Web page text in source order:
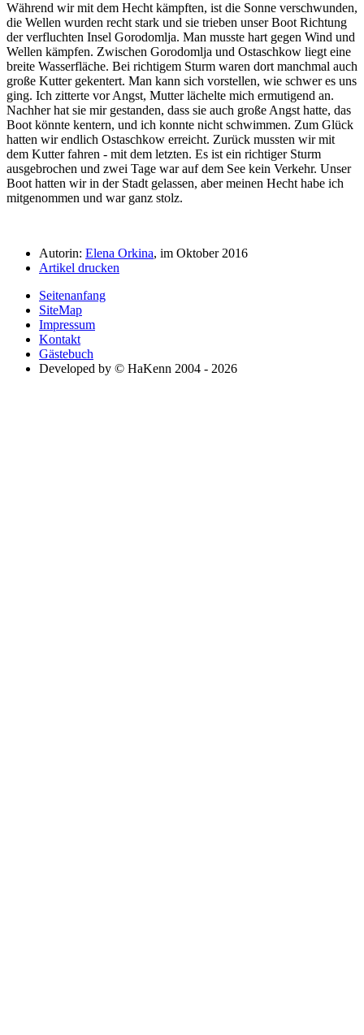
Während wir mit dem Hecht kämpften, ist die Sonne verschwunden,
die Wellen wurden recht stark und sie trieben unser Boot Richtung
der verfluchten Insel Gorodomlja. Man musste hart gegen Wind und
Wellen kämpfen. Zwischen Gorodomlja und Ostaschkow liegt eine
breite Wasserfläche. Bei richtigem Sturm waren dort manchmal auch
große Kutter gekentert. Man kann sich vorstellen, wie schwer es uns
ging. Ich zitterte vor Angst, Mutter lächelte mich ermutigend an.
Nachher hat sie mir gestanden, dass sie auch große Angst hatte, das
Boot könnte kentern, und ich konnte nicht schwimmen. Zum Glück
hatten wir endlich Ostaschkow erreicht. Zurück mussten wir mit
dem Kutter fahren - mit dem letzten. Es ist ein richtiger Sturm
ausgebrochen und zwei Tage war auf dem See kein Verkehr. Unser
Boot hatten wir in der Stadt gelassen, aber meinen Hecht habe ich
mitgenommen und war ganz stolz.
Autorin: Elena Orkina, im Oktober 2016
Artikel drucken
Seitenanfang
SiteMap
Impressum
Kontakt
Gästebuch
Developed by © HaKenn 2004 - 2026